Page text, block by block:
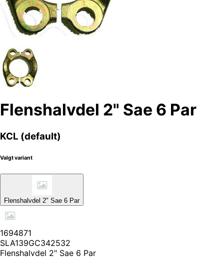
Flenshalvdel 2" Sae 6 Par
KCL (default)
Valgt variant
Flenshalvdel 2" Sae 6 Par
1694871
SLA139GC342532
Flenshalvdel 2" Sae 6 Par